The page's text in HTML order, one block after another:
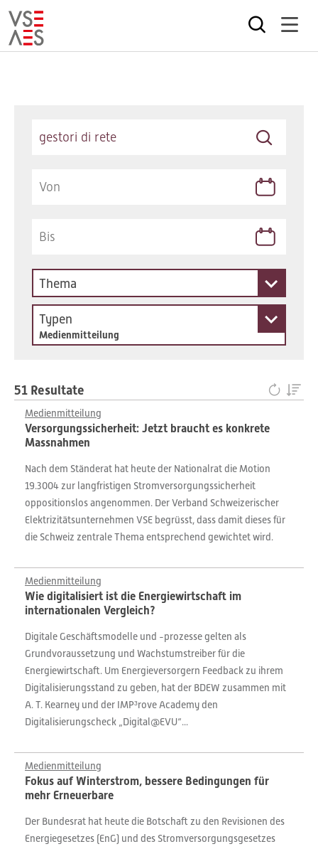
Thema
Typen
Medienmitteilung
51 Resultate
Medienmitteilung
Versorgungssicherheit: Jetzt braucht es konkrete
Massnahmen
Nach dem Ständerat hat heute der Nationalrat die Motion
19.3004 zur langfristigen Stromversorgungssicherheit
oppositionslos angenommen. Der Verband Schweizerischer
Elektrizitätsunternehmen VSE begrüsst, dass damit dieses für
die Schweiz zentrale Thema entsprechend gewichtet wird.
Medienmitteilung
Wie digitalisiert ist die Energiewirtschaft im
internationalen Vergleich?
Digitale Geschäftsmodelle und -prozesse gelten als
Grundvoraussetzung und Wachstumstreiber für die
Energiewirtschaft. Um Energieversorgern Feedback zu ihrem
Digitalisierungsstand zu geben, hat der BDEW zusammen mit
A. T. Kearney und der IMP³rove Academy den
Digitalisierungscheck „Digital@EVU“...
Medienmitteilung
Fokus auf Winterstrom, bessere Bedingungen für
mehr Erneuerbare
Der Bundesrat hat heute die Botschaft zu den Revisionen des
Energiegesetzes (EnG) und des Stromversorgungsgesetzes